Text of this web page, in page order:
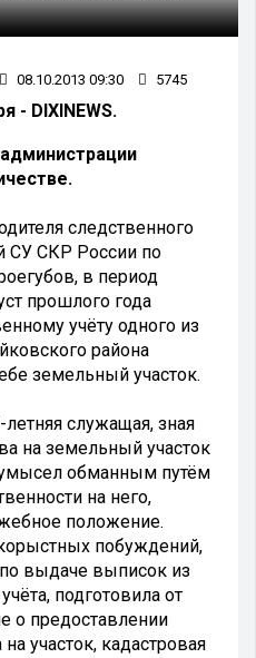
08.10.2013 09:30 5745
- DIXINEWS.
следственного
СУ СКР России по
в период
прошлого года
учёту одного из
района
земельный участок.
служащая, зная
на земельный участок
обманным путём
на него,
положение.
побуждений,
выдаче выписок из
подготовила от
о предоставлении
участок, кадастровая